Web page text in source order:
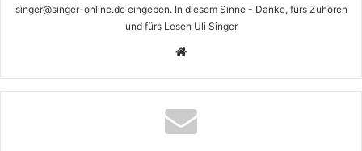
singer@singer-online.de eingeben. In diesem Sinne - Danke, fürs Zuhören
und fürs Lesen Uli Singer